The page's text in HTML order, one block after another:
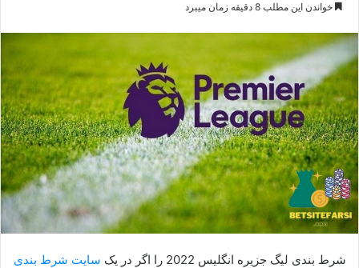
خواندن این مطلب 8 دقیقه زمان میبرد
شرط بندی لیگ جزیره انگلیس 2022 را اگر در یک
سایت شرط بندی